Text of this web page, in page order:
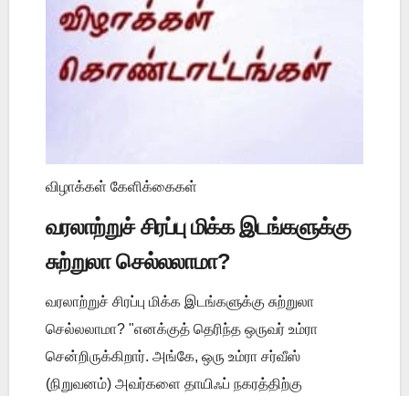
விழாக்கள் கேளிக்கைகள்
வரலாற்றுச் சிரப்பு மிக்க இடங்களுக்கு
சுற்றுலா செல்லலாமா?
வரலாற்றுச் சிரப்பு மிக்க இடங்களுக்கு சுற்றுலா
செல்லலாமா? "எனக்குத் தெரிந்த ஒருவர் உம்ரா
சென்றிருக்கிறார். அங்கே, ஒரு உம்ரா சர்வீஸ்
(நிறுவனம்) அவர்களை தாயிஃப் நகரத்திற்கு